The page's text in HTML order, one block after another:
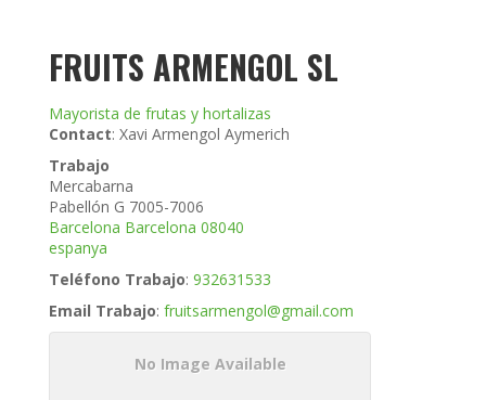
FRUITS ARMENGOL SL
Mayorista de frutas y hortalizas
Contact: Xavi Armengol Aymerich
Trabajo
Mercabarna
Pabellón G 7005-7006
Barcelona Barcelona 08040
espanya
Teléfono Trabajo: 932631533
Email Trabajo: fruitsarmengol@gmail.com
No Image Available